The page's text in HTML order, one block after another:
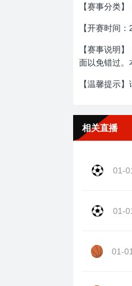
【赛事分类
【开赛时间
【赛事说明
面以免错过。
【温馨提示
相关直播
01-
01-
01-